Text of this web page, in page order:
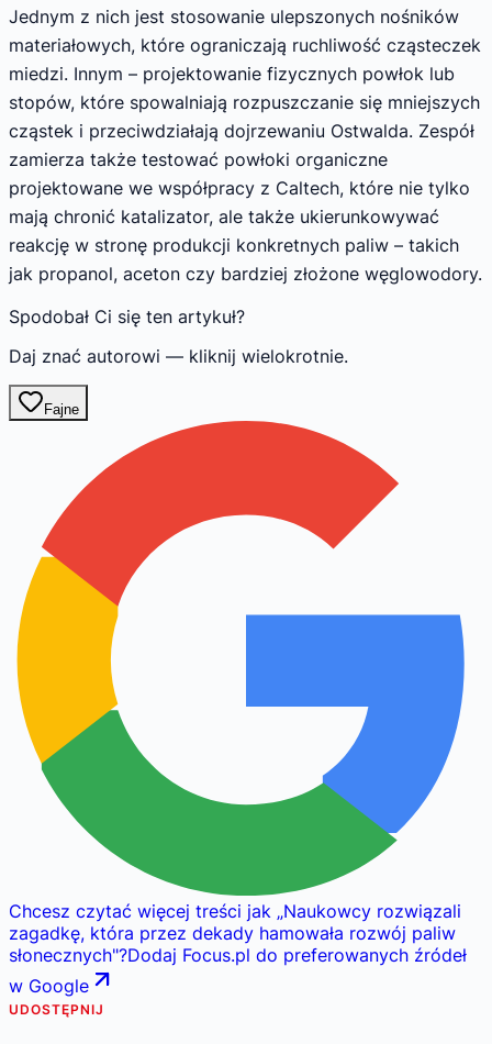
Jednym z nich jest stosowanie ulepszonych nośników
materiałowych, które ograniczają ruchliwość cząsteczek
miedzi. Innym – projektowanie fizycznych powłok lub
stopów, które spowalniają rozpuszczanie się mniejszych
cząstek i przeciwdziałają dojrzewaniu Ostwalda. Zespół
zamierza także testować powłoki organiczne
projektowane we współpracy z Caltech, które nie tylko
mają chronić katalizator, ale także ukierunkowywać
reakcję w stronę produkcji konkretnych paliw – takich
jak propanol, aceton czy bardziej złożone węglowodory.
Spodobał Ci się ten artykuł?
Daj znać autorowi — kliknij wielokrotnie.
Fajne
Chcesz czytać więcej treści jak „Naukowcy rozwiązali
zagadkę, która przez dekady hamowała rozwój paliw
słonecznych"?Dodaj Focus.pl do preferowanych źródeł
w Google
UDOSTĘPNIJ